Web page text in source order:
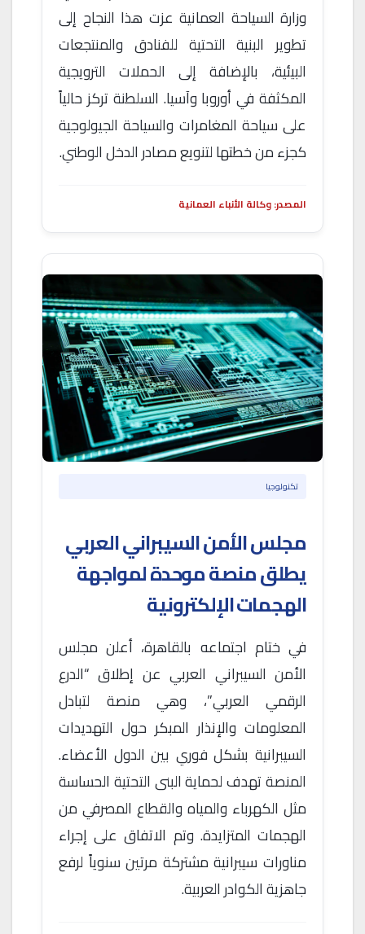
وزارة السياحة العمانية عزت هذا النجاح إلى
تطوير البنية التحتية للفنادق والمنتجعات
البيئية، بالإضافة إلى الحملات الترويجية
المكثفة في أوروبا وآسيا. السلطنة تركز حالياً
على سياحة المغامرات والسياحة الجيولوجية
كجزء من خطتها لتنويع مصادر الدخل الوطني.
المصدر: وكالة الأنباء العمانية
تكنولوجيا
مجلس الأمن السيبراني العربي
يطلق منصة موحدة لمواجهة
الهجمات الإلكترونية
في ختام اجتماعه بالقاهرة، أعلن مجلس
الأمن السيبراني العربي عن إطلاق “الدرع
الرقمي العربي”، وهي منصة لتبادل
المعلومات والإنذار المبكر حول التهديدات
السيبرانية بشكل فوري بين الدول الأعضاء.
المنصة تهدف لحماية البنى التحتية الحساسة
مثل الكهرباء والمياه والقطاع المصرفي من
الهجمات المتزايدة. وتم الاتفاق على إجراء
مناورات سيبرانية مشتركة مرتين سنوياً لرفع
جاهزية الكوادر العربية.